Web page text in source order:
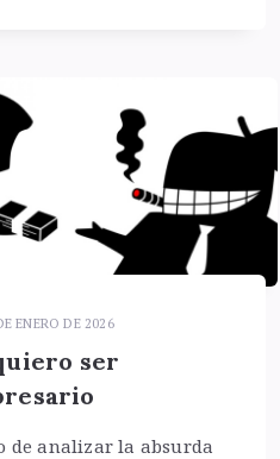
ENERO DE 2026
ser
de analizar la absurda